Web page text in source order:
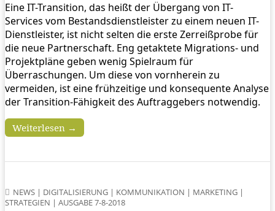
Eine IT-Transition, das heißt der Übergang von IT-
Services vom Bestandsdienstleister zu einem neuen IT-
Dienstleister, ist nicht selten die erste Zerreißprobe für
die neue Partnerschaft. Eng getaktete Migrations- und
Projektpläne geben wenig Spielraum für
Überraschungen. Um diese von vornherein zu
vermeiden, ist eine frühzeitige und konsequente Analyse
der Transition-Fähigkeit des Auftraggebers notwendig.
Weiterlesen →
NEWS | DIGITALISIERUNG | KOMMUNIKATION | MARKETING |
STRATEGIEN | AUSGABE 7-8-2018